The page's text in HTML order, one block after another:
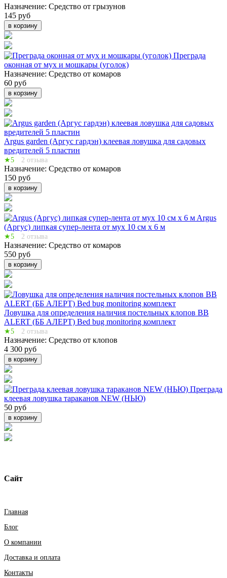
Назначение: Средство от грызунов
145 руб
в корзину
Преграда
оконная от мух и мошкары (уголок)
Назначение: Средство от комаров
60 руб
в корзину
Argus garden (Аргус гардэн) клеевая ловушка для садовых
вредителей 5 пластин
★5 2 отзыва
Назначение: Средство от комаров
150 руб
в корзину
Argus
(Аргус) липкая супер-лента от мух 10 см х 6 м
★5 2 отзыва
Назначение: Средство от комаров
550 руб
в корзину
Ловушка для определения наличия постельных клопов BB
ALERT (ББ АЛЕРТ) Bed bug monitoring комплект
★5 2 отзыва
Назначение: Средство от клопов
4 300 руб
в корзину
Преграда
клеевая ловушка тараканов NEW (НЬЮ)
50 руб
в корзину
Сайт
Главная
Блог
О компании
Доставка и оплата
Контакты